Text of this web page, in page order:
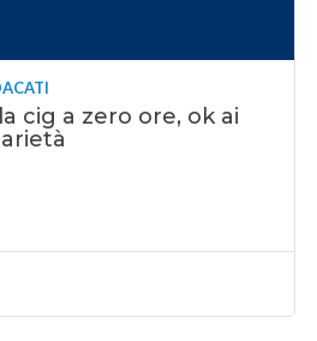
cig a zero ore, ok ai